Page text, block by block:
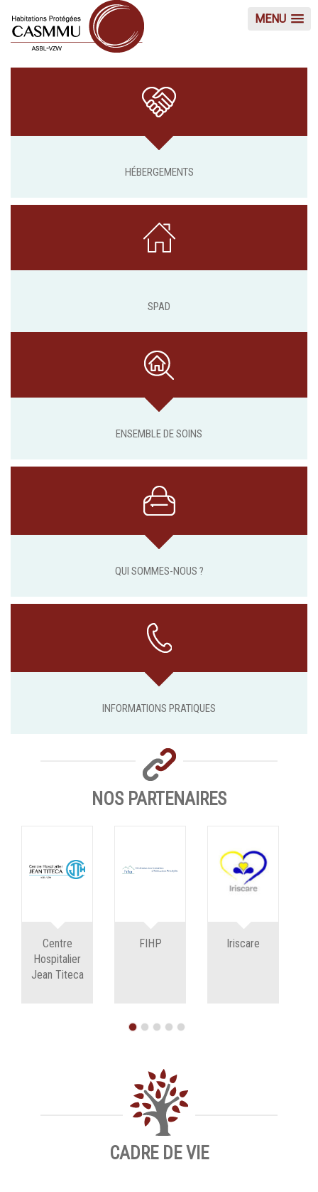
MENU
HÉBERGEMENTS
SPAD
ENSEMBLE DE SOINS
QUI SOMMES-NOUS ?
INFORMATIONS PRATIQUES
NOS PARTENAIRES
Centre
Hospitalier
Jean Titeca
FIHP Iriscare
CADRE DE VIE